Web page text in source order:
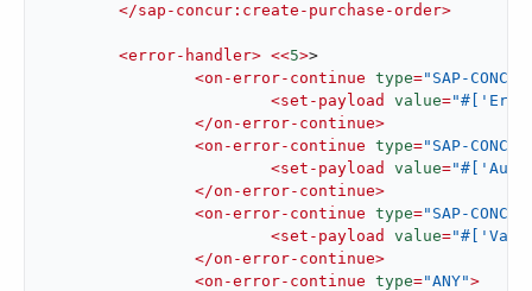
</sap-concur:create-purchase-order>
<error-handler> <<5>>
<on-error-continue type="SAP-
<set-payload value=
</on-error-continue>
<on-error-continue type="SAP-
<set-payload value=
</on-error-continue>
<on-error-continue type="SAP-
<set-payload value=
</on-error-continue>
<on-error-continue type="ANY">